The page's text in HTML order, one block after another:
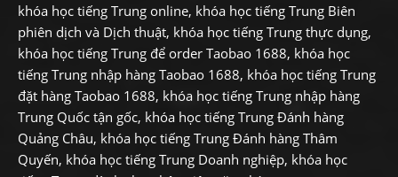
khóa học tiếng Trung online, khóa học tiếng Trung Biên
phiên dịch và Dịch thuật, khóa học tiếng Trung thực dụng,
khóa học tiếng Trung để order Taobao 1688, khóa học
tiếng Trung nhập hàng Taobao 1688, khóa học tiếng Trung
đặt hàng Taobao 1688, khóa học tiếng Trung nhập hàng
Trung Quốc tận gốc, khóa học tiếng Trung Đánh hàng
Quảng Châu, khóa học tiếng Trung Đánh hàng Thâm
Quyến, khóa học tiếng Trung Doanh nghiệp, khóa học